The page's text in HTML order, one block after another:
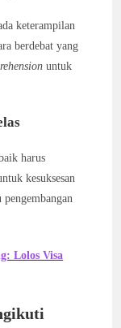
keterampilan
berdebat yang
untuk
harus
kesuksesan
Lolos Visa